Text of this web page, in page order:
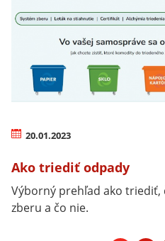
20.01.2023
Ako triediť odpady
Výborný prehľad ako
zberu a čo nie.